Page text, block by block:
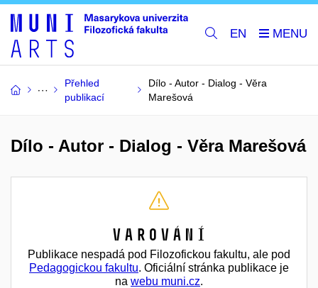
EN
Přehled
publikací
Dílo - Autor - Dialog - Věra
Marešová
Dílo - Autor - Dialog - Věra Marešová
Varování
Publikace nespadá pod Filozofickou fakultu, ale pod
Pedagogickou fakultu. Oficiální stránka publikace je
na webu muni.cz.